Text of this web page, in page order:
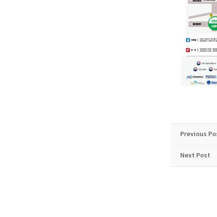
Previous
Next Post